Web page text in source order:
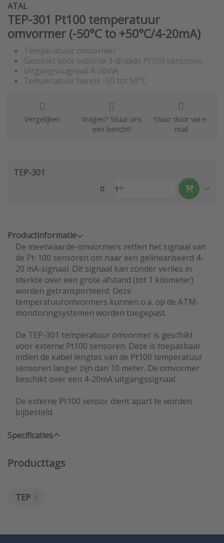
ATAL
TEP-301 Pt100 temperatuur
omvormer (-50°C to +50°C/4-20mA)
Temperatuur omvormer
Geschikt voor externe 3-draads Pt100 sensoren
Uitgangssugnaal 4-20mA
Temperatuur bereik -50 tot 50°C
Vergelijken
Vragen? Stuur ons
een bericht!
Stuur door via e-
mail
TEP-301
0 1
Productinformatie
De meetwaarde-omvormers zetten het signaal van
de Pt-100 sensoren om naar een gelineariseerd 4-
20 mA-signaal. Dit signaal kan zonder verlies in
sterkte over een grote afstand (tot 1 kilometer)
worden getransporteerd. Deze
temperatuuromvormers kunnen o.a. op de ATM-
monitoringsystemen worden toegepast.
De TEP-301 temperatuur omvormer is geschikt
voor externe Pt100 sensoren. Deze is toepasbaar
indien de kabel lengtes van de Pt100 temperatuur
sensoren langer zijn dan 10 meter. De omvormer
beschikt over een 4-20mA uitgangssignaal.
De externe Pt100 sensor dient apart te worden
bijbesteld.
Specificaties
Producttags
TEP 9